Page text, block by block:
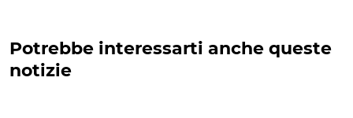
Potrebbe interessarti anche queste
notizie